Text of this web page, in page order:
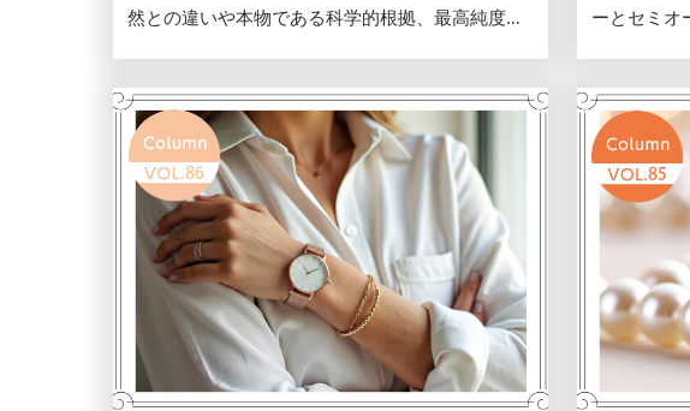
然との違いや本物である科学的根拠、最高純度
手に入れたい女性必見です。
ーとセミオ
て一生モノ